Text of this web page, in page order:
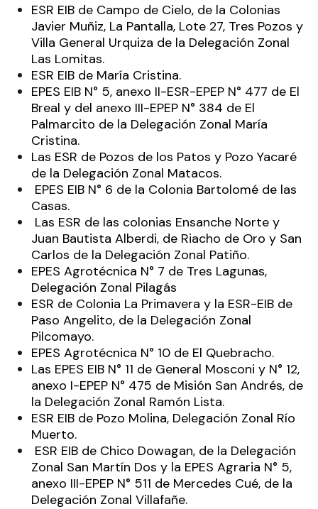
ESR EIB de Campo de Cielo, de la Colonias
Javier Muñiz, La Pantalla, Lote 27, Tres Pozos y
Villa General Urquiza de la Delegación Zonal
Las Lomitas.
ESR EIB de María Cristina.
EPES EIB N° 5, anexo II-ESR-EPEP N° 477 de El
Breal y del anexo III-EPEP N° 384 de El
Palmarcito de la Delegación Zonal María
Cristina.
Las ESR de Pozos de los Patos y Pozo Yacaré
de la Delegación Zonal Matacos.
EPES EIB N° 6 de la Colonia Bartolomé de las
Casas.
Las ESR de las colonias Ensanche Norte y
Juan Bautista Alberdi, de Riacho de Oro y San
Carlos de la Delegación Zonal Patiño.
EPES Agrotécnica N° 7 de Tres Lagunas,
Delegación Zonal Pilagás
ESR de Colonia La Primavera y la ESR-EIB de
Paso Angelito, de la Delegación Zonal
Pilcomayo.
EPES Agrotécnica N° 10 de El Quebracho.
Las EPES EIB N° 11 de General Mosconi y N° 12,
anexo I-EPEP N° 475 de Misión San Andrés, de
la Delegación Zonal Ramón Lista.
ESR EIB de Pozo Molina, Delegación Zonal Río
Muerto.
ESR EIB de Chico Dowagan, de la Delegación
Zonal San Martín Dos y la EPES Agraria N° 5,
anexo III-EPEP N° 511 de Mercedes Cué, de la
Delegación Zonal Villafañe.